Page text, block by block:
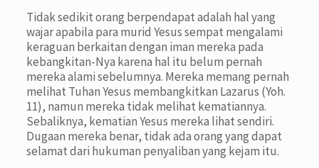
Tidak sedikit orang berpendapat adalah hal yang
wajar apabila para murid Yesus sempat mengalami
keraguan berkaitan dengan iman mereka pada
kebangkitan-Nya karena hal itu belum pernah
mereka alami sebelumnya. Mereka memang pernah
melihat Tuhan Yesus membangkitkan Lazarus (Yoh.
11), namun mereka tidak melihat kematiannya.
Sebaliknya, kematian Yesus mereka lihat sendiri.
Dugaan mereka benar, tidak ada orang yang dapat
selamat dari hukuman penyaliban yang kejam itu.